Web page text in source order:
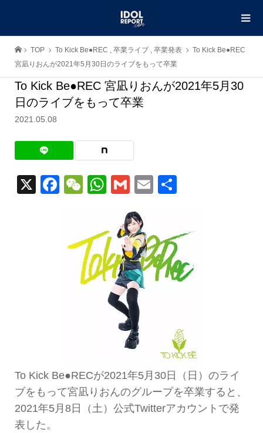
TOP To Kick Be●REC , 卒業ライブ , 卒業発表
To Kick Be●REC
宮凪りおんが2021年5月30日のライブをもって卒業
To Kick Be●REC 宮凪りおんが2021年5月30
日のライブをもって卒業
2021.05.08
X Facebook
WeChat
WhatsApp
GmailEmail
To Kick Be●RECが2021年5月30日（日）のライ
ブをもって宮凪りおんのグループを卒業すると、
2021年5月8日（土）公式Twitterアカウントで発
表した。